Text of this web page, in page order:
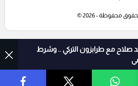
صلاح مع طرابزون التركي .. وشرط
محفوظة - 2026 ©